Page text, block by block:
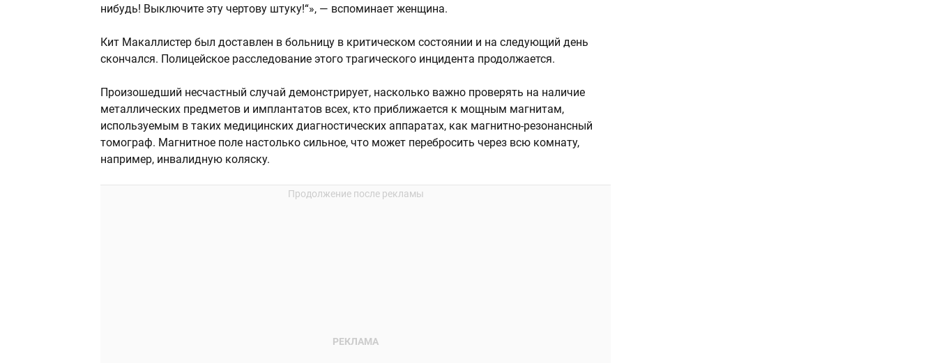
нибудь! Выключите эту чертову штуку!“», — вспоминает женщина.
Кит Макаллистер был доставлен в больницу в критическом состоянии и на следующий день
скончался. Полицейское расследование этого трагического инцидента продолжается.
Произошедший несчастный случай демонстрирует, насколько важно проверять на наличие
металлических предметов и имплантатов всех, кто приближается к мощным магнитам,
используемым в таких медицинских диагностических аппаратах, как магнитно-резонансный
томограф. Магнитное поле настолько сильное, что может перебросить через всю комнату,
например, инвалидную коляску.